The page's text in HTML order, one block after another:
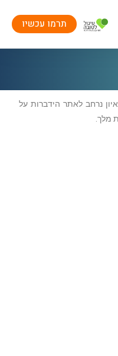
תרמו עכשיו
נרחב לאתר הידברות על
מלך.